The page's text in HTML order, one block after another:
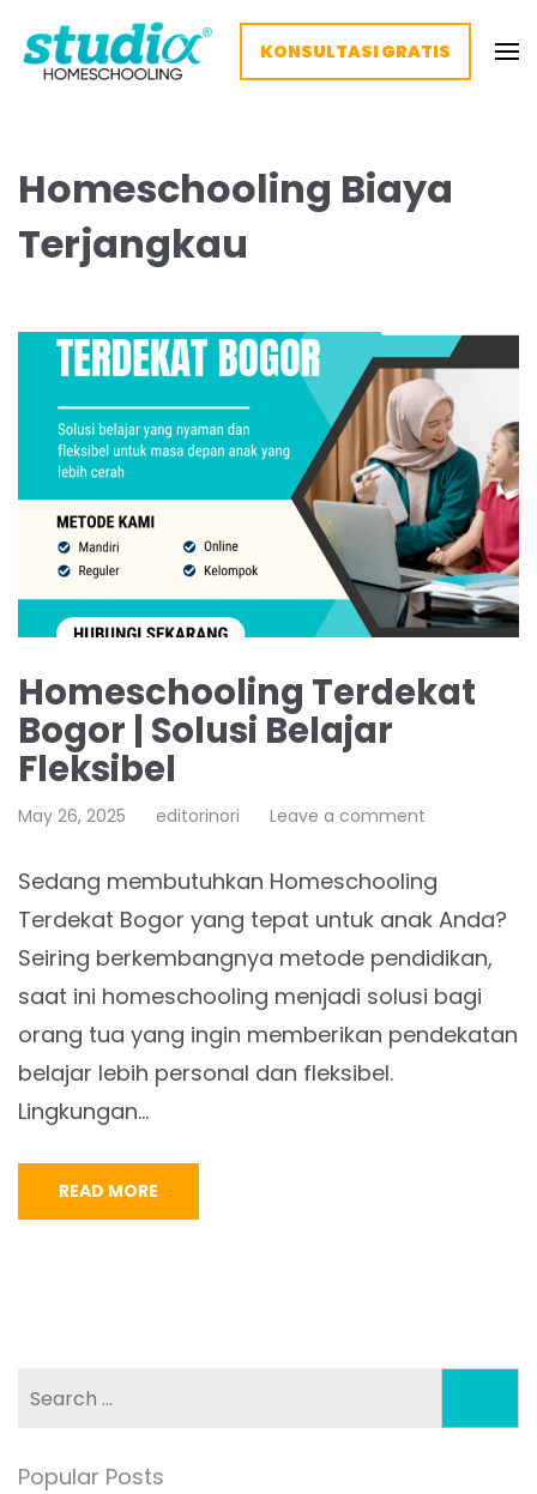
KONSULTASI GRATIS
Homeschooling Biaya
Terjangkau
Homeschooling Terdekat
Bogor | Solusi Belajar
Fleksibel
May 26, 2025 editorinori Leave a comment
Sedang membutuhkan Homeschooling
Terdekat Bogor yang tepat untuk anak Anda?
Seiring berkembangnya metode pendidikan,
saat ini homeschooling menjadi solusi bagi
orang tua yang ingin memberikan pendekatan
belajar lebih personal dan fleksibel.
Lingkungan…
READ MORE
Popular Posts